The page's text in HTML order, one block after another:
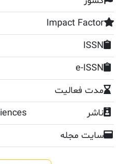
Impact
Sciences